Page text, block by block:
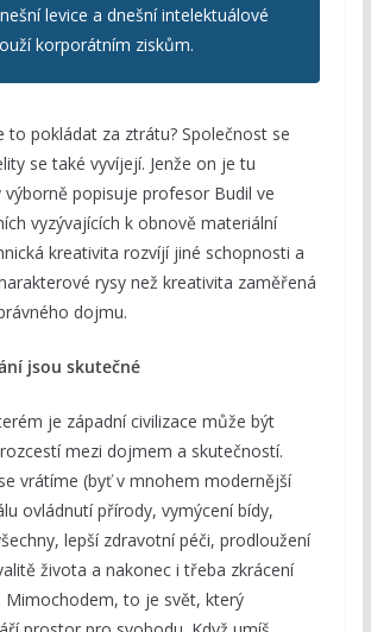
levice a dnešní intelektuálové
korporátním ziskům.
to pokládat za ztrátu? Společnost se
se také vyvíjejí. Jenže on je tu
popisuje profesor Budil ve
vyzývajících k obnově materiální
kreativita rozvíjí jiné schopnosti a
rysy než kreativita zaměřená
dojmu.
jsou skutečné
je západní civilizace může být
mezi dojmem a skutečností.
vrátíme (byť v mnohem modernější
ovládnutí přírody, vymýcení bídy,
lepší zdravotní péči, prodloužení
života a nakonec i třeba zkrácení
Mimochodem, to je svět, který